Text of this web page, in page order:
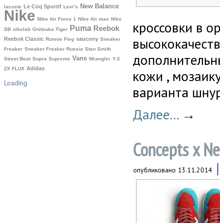
lacoste Le Coq Sportif Levi’s New Balance
Nike Nike Air Force 1 Nike Air max Nike
SB nikelab Onitsuka Tiger Puma Reebok
Reebok Classic Ronnie Fieg saucony Sneaker
Freaker Sneaker Freaker Russia Stan Smith
Street Beat Supra Supreme Vans Wrangler Y-3
ZX FLUX Аdidas
Loading
кроссовки в
кожи ,
варианта
Далее... →
Concepts x
опубликовано 13.11.2014